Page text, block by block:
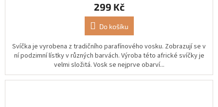
299 Kč
Do košíku
Svíčka je vyrobena z tradičního parafínového vosku. Zobrazují se v
ní podzimní lístky v různých barvách. Výroba této africké svíčky je
velmi složitá. Vosk se nejprve obarví...